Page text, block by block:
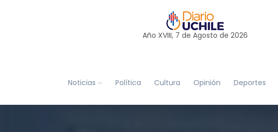
Año XVIII, 7 de Agosto de 2026
Noticias Política Cultura Opinión Deportes